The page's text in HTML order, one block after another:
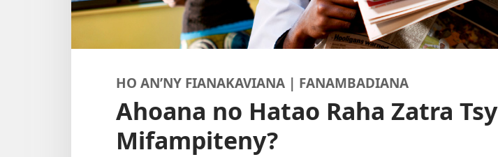
HO AN’NY FIANAKAVIANA | FANAMBADIANA
Ahoana no Hatao Raha Zatra Tsy
Mifampiteny?